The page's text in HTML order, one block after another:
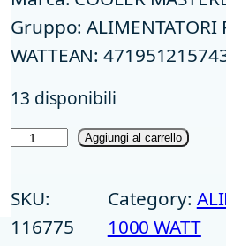
Gruppo:
WATTEAN:
13 disponibili
A
I
M
Aggiungi al carrello
SKU:
116775
Category:
1000 WATT